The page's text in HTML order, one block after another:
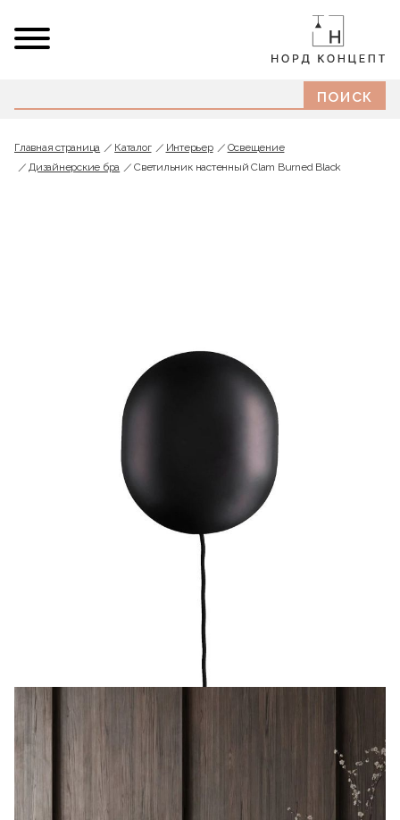
Главная страница Каталог Интерьер
Освещение
Дизайнерские бра
Светильник настенный Clam Burned Black